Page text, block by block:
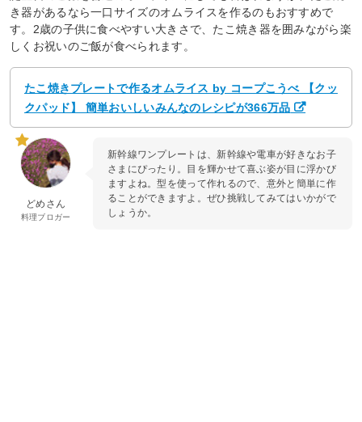
き器があるなら一口サイズのオムライスを作るのもおすすめで
す。2歳の子供に食べやすい大きさで、たこ焼き器を囲みながら楽
しくお祝いのご飯が食べられます。
たこ焼きプレートで作るオムライス by コープこうべ 【クッ
クパッド】 簡単おいしいみんなのレシピが366万品
どめさん
料理ブロガー
新幹線ワンプレートは、新幹線や電車が好きなお子
さまにぴったり。目を輝かせて喜ぶ姿が目に浮かび
ますよね。型を使って作れるので、意外と簡単に作
ることができますよ。ぜひ挑戦してみてはいかがで
しょうか。